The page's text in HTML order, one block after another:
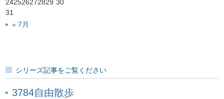
242526272829 30
31
« 7月
シリーズ記事をご覧ください
3784自由散歩